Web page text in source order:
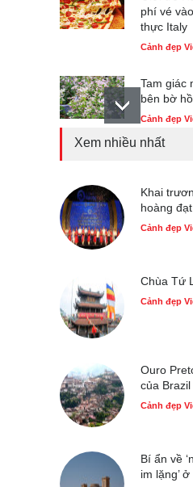
phí vé
thực Italy
Cảnh đẹp
Tam giác
bên bờ
Cảnh đẹp
Cảnh đẹp
Những
Xem nhiều nhất
Khai
hoàng
Cảnh đẹp
Chùa Tứ
Cảnh đẹp
Ouro
của Brazil
Cảnh đẹp
Bí ẩn về
im lặng’